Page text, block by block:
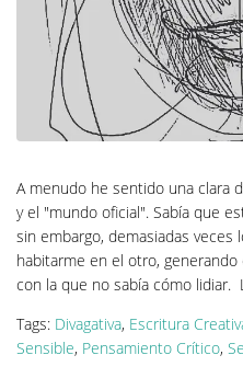
A menudo he sentido una clara
y el "mundo oficial". Sabía que
sin embargo, demasiadas veces
habitarme en el otro,
con la que no sabía cómo lidiar.
Tags: Divagativa, Escritura
Sensible, Pensamiento Crítico,